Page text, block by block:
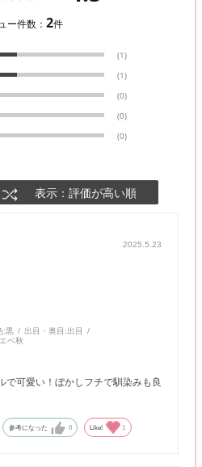
ー件数：2件
(1)
(1)
(0)
(0)
(0)
表示：評価が高い順
2025.5.23
:黒 出目・奥目:出目
ベ秋
で可愛い！ぼかしフチで馴染みも良
参考になった 0 Like! 1